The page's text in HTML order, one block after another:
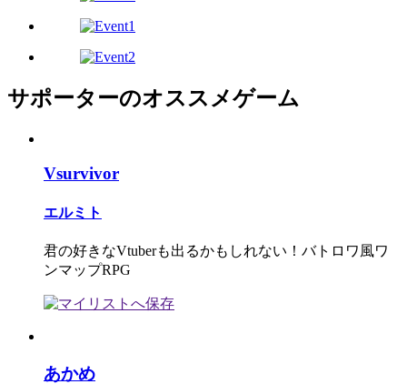
サポーターのオススメゲーム
Vsurvivor
エルミト
君の好きなVtuberも出るかもしれない！バトロワ風ワ
ンマップRPG
あかめ